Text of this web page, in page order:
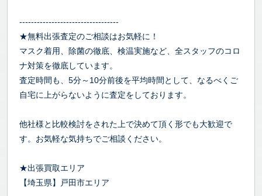
----------------------------------
★無料出張査定のご相談はお気軽に！
マスク着用、除菌の徹底、検温実施など、全スタッフのコロ
ナ対策を徹底しています。
査定時間も、5分～10分前後を平均時間として、なるべくご
自宅に上がらないように査定をしております。
他社様と比較検討をされた上で決めて頂く形でも大歓迎で
す。お気軽な気持ちでご相談ください。
★出張買取エリア
【埼玉県】戸田市エリア